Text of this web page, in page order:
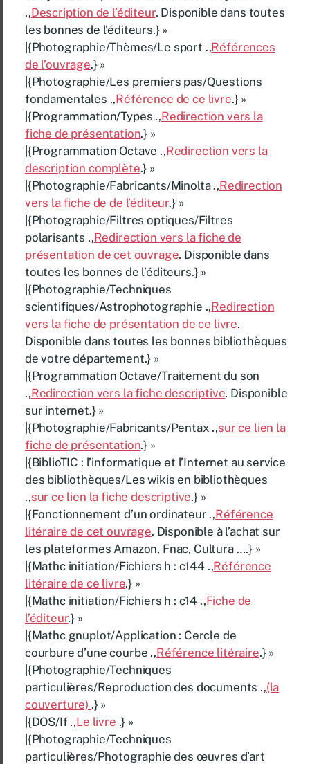
.,Description de l’éditeur. Disponible dans toutes
les bonnes de l’éditeurs.} »
|{Photographie/Thèmes/Le sport .,Références
de l’ouvrage.} »
|{Photographie/Les premiers pas/Questions
fondamentales .,Référence de ce livre.} »
|{Programmation/Types .,Redirection vers la
fiche de présentation.} »
|{Programmation Octave .,Redirection vers la
description complète.} »
|{Photographie/Fabricants/Minolta .,Redirection
vers la fiche de de l’éditeur.} »
|{Photographie/Filtres optiques/Filtres
polarisants .,Redirection vers la fiche de
présentation de cet ouvrage. Disponible dans
toutes les bonnes de l’éditeurs.} »
|{Photographie/Techniques
scientifiques/Astrophotographie .,Redirection
vers la fiche de présentation de ce livre.
Disponible dans toutes les bonnes bibliothèques
de votre département.} »
|{Programmation Octave/Traitement du son
.,Redirection vers la fiche descriptive. Disponible
sur internet.} »
|{Photographie/Fabricants/Pentax .,sur ce lien la
fiche de présentation.} »
|{BiblioTIC : l’informatique et l’Internet au service
des bibliothèques/Les wikis en bibliothèques
.,sur ce lien la fiche descriptive.} »
|{Fonctionnement d’un ordinateur .,Référence
litéraire de cet ouvrage. Disponible à l’achat sur
les plateformes Amazon, Fnac, Cultura ….} »
|{Mathc initiation/Fichiers h : c144 .,Référence
litéraire de ce livre.} »
|{Mathc initiation/Fichiers h : c14 .,Fiche de
l’éditeur.} »
|{Mathc gnuplot/Application : Cercle de
courbure d’une courbe .,Référence litéraire.} »
|{Photographie/Techniques
particulières/Reproduction des documents .,(la
couverture) .} »
|{DOS/If .,Le livre .} »
|{Photographie/Techniques
particulières/Photographie des œuvres d’art